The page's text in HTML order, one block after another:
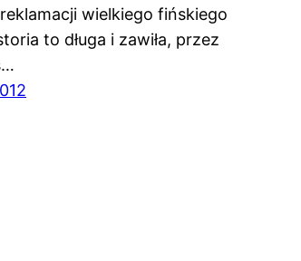
wielkiego fińskiego
to długa i zawiła, przez